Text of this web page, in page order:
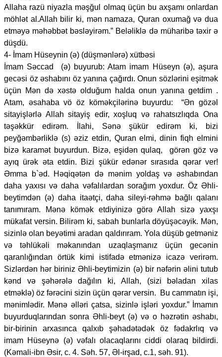
Allaha razü niyazla məşğul olmaq üçün bu axşamı onlardan
möhlət al.Allah bilir ki, mən namaza, Quran oxumağ və dua
etməyə məhəbbət bəsləyirəm.” Beləliklə də müharibə təxir ə
düşdü.
4- İmam Hüseynin (ə) (düşmənlərə) xütbəsi
İmam Səccad (ə) buyurub: Atam imam Hüseyn (ə), aşura
gecəsi öz əshabını öz yanına çağırdı. Onun sözlərini eşitmək
üçün Mən də xəstə olduğum halda onun yanına getdim .
Atam, əsahaba vö öz köməkçilərinə buyurdu: “Ən gözəl
sitayişlərlə Allah sitayiş edir, xoşluq və rahatsızlıqda Ona
təşəkkür edirəm. İlahi, Sənə şükür edirəm ki, bizi
peyğəmbərliklə (s) əziz etdin, Quran elmi, dinin fiqh elmini
bizə karamət buyurdun. Bizə, eşidən qulaq, görən göz və
ayıq ürək əta etdin. Bizi şükür edənər sırasıda qərar ver!
Əmma b`əd. Həqiqətən də mənim yoldaş və əshabından
daha yaxısı və daha vəfalılardan sorağım yoxdur. Öz Əhli-
beytimdən (ə) daha itaətçi, daha sileyi-rəhmə bağlı qalanı
tanımıram. Mənə kömək etdiyinizə görə Allah sizə yaxşı
mükafat versin. Bilirəm ki, sabah bunlarla döyüşəcəyik. Mən,
sizinlə olan beyətimi aradan qaldırıram. Yola düşüb getməniz
və təhlükəli məkanından uzaqlaşmanız üçün gecənin
qaranlığından örtük kimi istifadə etmənizə icazə verirəm.
Sizlərdən hər biriniz Əhli-beytimizin (ə) bir nəfərin əlini tutub
kənd və şəhərələ dağılın ki, Allah, (sizi bəladan xilas
etməklə) öz fərəcini sizin üçün qərar versin. Bu cammatın işi,
mənimlədir. Mənə əlləri çatsa, sizinlə işləri yoxdur.” İmamın
buyurduqlarından sonra Əhli-beyt (ə) və o həzrətin əshabı,
bir-birinin arxasınca qalxıb şəhadətədək öz fədakrlıq və
imam Hüseynə (ə) vəfalı olacaqlarını ciddi olaraq bildirdi.
(Kəmali-ibn Əsir, c. 4. Səh. 57, Əl-irşad, c.1, səh. 91).